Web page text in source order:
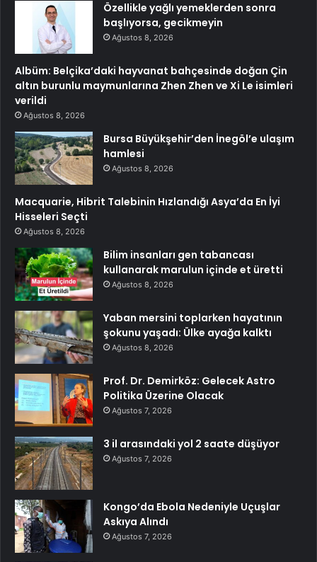
Özellikle yağlı yemeklerden sonra
başlıyorsa, gecikmeyin
Ağustos 8, 2026
Albüm: Belçika’daki hayvanat bahçesinde doğan Çin
altın burunlu maymunlarına Zhen Zhen ve Xi Le isimleri
verildi
Ağustos 8, 2026
Bursa Büyükşehir’den İnegöl’e ulaşım
hamlesi
Ağustos 8, 2026
Macquarie, Hibrit Talebinin Hızlandığı Asya’da En İyi
Hisseleri Seçti
Ağustos 8, 2026
Bilim insanları gen tabancası
kullanarak marulun içinde et üretti
Ağustos 8, 2026
Yaban mersini toplarken hayatının
şokunu yaşadı: Ülke ayağa kalktı
Ağustos 8, 2026
Prof. Dr. Demirköz: Gelecek Astro
Politika Üzerine Olacak
Ağustos 7, 2026
3 il arasındaki yol 2 saate düşüyor
Ağustos 7, 2026
Kongo’da Ebola Nedeniyle Uçuşlar
Askıya Alındı
Ağustos 7, 2026